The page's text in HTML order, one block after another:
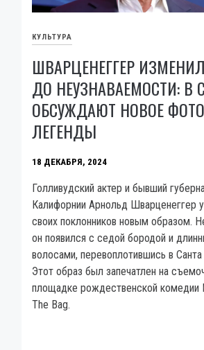
КУЛЬТУРА
ШВАРЦЕНЕГГЕР
ДО НЕУЗНАВАЕМОСТИ: В
ОБСУЖДАЮТ НОВОЕ ФОТО
ЛЕГЕНДЫ
18 ДЕКАБРЯ, 2024
Голливудский актер и бывший
Калифорнии Арнольд Шварценеггер
своих поклонников новым образом.
он появился с седой бородой и
волосами, перевоплотившись в Санта
Этот образ был запечатлен на
площадке рождественской комедии
The Bag.